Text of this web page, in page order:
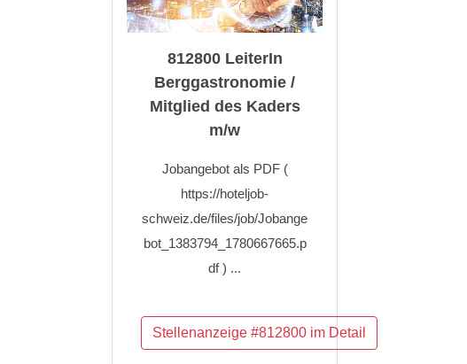
812800 LeiterIn
Berggastronomie /
Mitglied des Kaders
m/w
Jobangebot als PDF (
https://hoteljob-
schweiz.de/files/job/Jobange
bot_1383794_1780667665.p
df ) ...